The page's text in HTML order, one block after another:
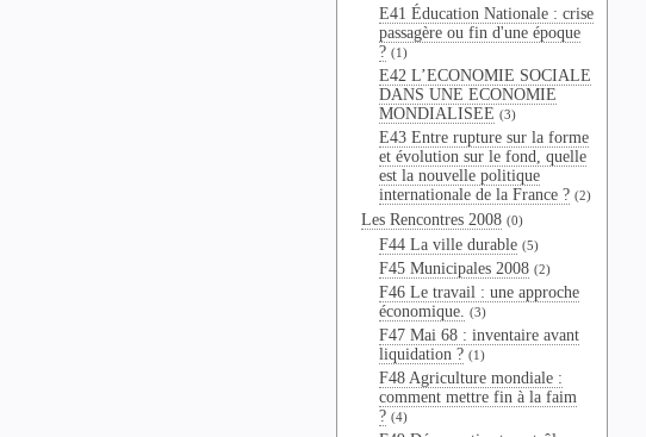
E41 Éducation Nationale : crise
passagère ou fin d'une époque
? (1)
E42 L’ECONOMIE SOCIALE
DANS UNE ECONOMIE
MONDIALISEE (3)
E43 Entre rupture sur la forme
et évolution sur le fond, quelle
est la nouvelle politique
internationale de la France ? (2)
Les Rencontres 2008 (0)
F44 La ville durable (5)
F45 Municipales 2008 (2)
F46 Le travail : une approche
économique. (3)
F47 Mai 68 : inventaire avant
liquidation ? (1)
F48 Agriculture mondiale :
comment mettre fin à la faim
? (4)